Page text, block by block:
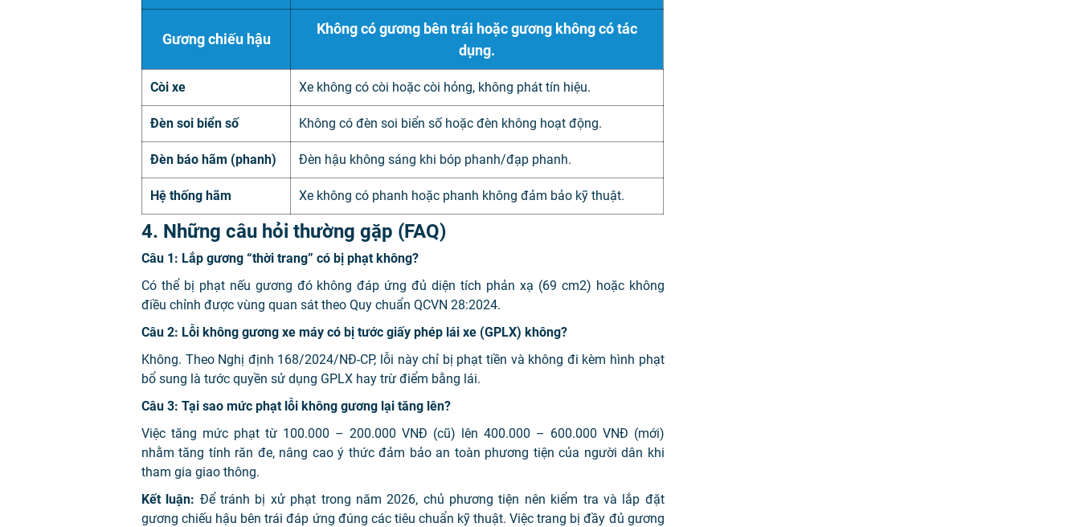
Gương chiếu hậu
Không có gương bên trái hoặc gương không có tác
dụng.
Còi xe Xe không có còi hoặc còi hỏng, không phát tín hiệu.
Đèn soi biển số Không có đèn soi biển số hoặc đèn không hoạt động.
Đèn báo hãm (phanh) Đèn hậu không sáng khi bóp phanh/đạp phanh.
Hệ thống hãm Xe không có phanh hoặc phanh không đảm bảo kỹ thuật.
4. Những câu hỏi thường gặp (FAQ)
Câu 1: Lắp gương “thời trang” có bị phạt không?
Có thể bị phạt nếu gương đó không đáp ứng đủ diện tích phản xạ (69 cm2) hoặc không
điều chỉnh được vùng quan sát theo Quy chuẩn QCVN 28:2024.
Câu 2: Lỗi không gương xe máy có bị tước giấy phép lái xe (GPLX) không?
Không. Theo Nghị định 168/2024/NĐ-CP, lỗi này chỉ bị phạt tiền và không đi kèm hình phạt
bổ sung là tước quyền sử dụng GPLX hay trừ điểm bằng lái.
Câu 3: Tại sao mức phạt lỗi không gương lại tăng lên?
Việc tăng mức phạt từ 100.000 – 200.000 VNĐ (cũ) lên 400.000 – 600.000 VNĐ (mới)
nhằm tăng tính răn đe, nâng cao ý thức đảm bảo an toàn phương tiện của người dân khi
tham gia giao thông.
Kết luận: Để tránh bị xử phạt trong năm 2026, chủ phương tiện nên kiểm tra và lắp đặt
gương chiếu hậu bên trái đáp ứng đúng các tiêu chuẩn kỹ thuật. Việc trang bị đầy đủ gương